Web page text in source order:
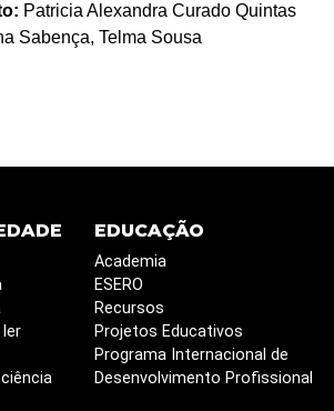
Patricia Alexandra Curado Quintas
Sabença, Telma Sousa
EDUCAÇÃO
Academia
ESERO
Recursos
Projetos Educativos
Programa Internacional de
Desenvolvimento Profissional